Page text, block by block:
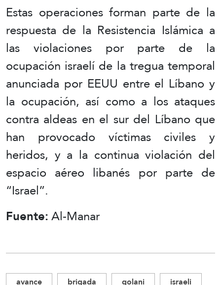
Estas operaciones forman parte de la
respuesta de la Resistencia Islámica a
las violaciones por parte de la
ocupación israelí de la tregua temporal
anunciada por EEUU entre el Líbano y
la ocupación, así como a los ataques
contra aldeas en el sur del Líbano que
han provocado víctimas civiles y
heridos, y a la continua violación del
espacio aéreo libanés por parte de
“Israel”.
Fuente:Al-Manar
avance brigada golani
israeli